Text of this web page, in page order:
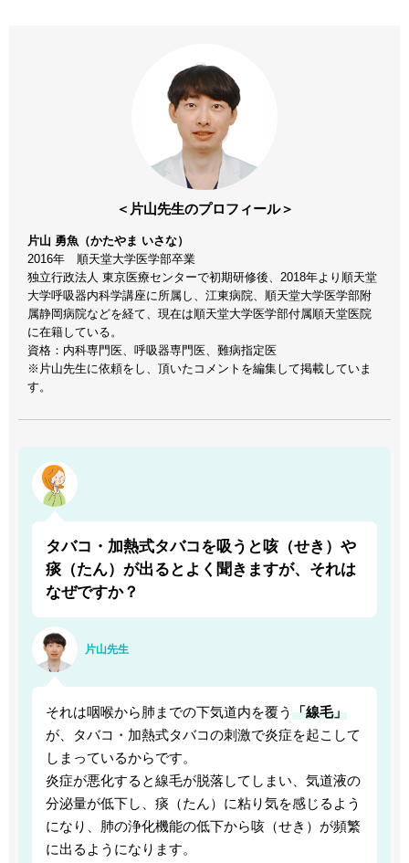
＜片山先生のプロフィール＞
片山 勇魚（かたやま いさな）
2016年 順天堂大学医学部卒業
独立行政法人 東京医療センターで初期研修後、2018年より順天堂
大学呼吸器内科学講座に所属し、江東病院、順天堂大学医学部附
属静岡病院などを経て、現在は順天堂大学医学部付属順天堂医院
に在籍している。
資格：内科専門医、呼吸器専門医、難病指定医
※片山先生に依頼をし、頂いたコメントを編集して掲載していま
す。
タバコ・加熱式タバコを吸うと咳（せき）や
痰（たん）が出るとよく聞きますが、それは
なぜですか？
片山先生
それは咽喉から肺までの下気道内を覆う 「線毛」
が、タバコ・加熱式タバコの刺激で炎症を起こして
しまっているからです。
炎症が悪化すると線毛が脱落してしまい、気道液の
分泌量が低下し、痰（たん）に粘り気を感じるよう
になり、肺の浄化機能の低下から咳（せき）が頻繁
に出るようになります。